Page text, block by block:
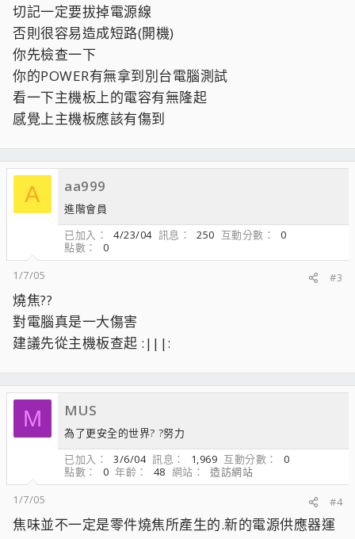
切記一定要拔掉電源線
否則很容易造成短路(開機)
你先檢查一下
你的POWER有無拿到別台電腦測試
看一下主機板上的電容有無隆起
感覺上主機板應該有傷到
A aa999
進階會員
已加入
4/23/04 訊息 250 互動分數
0
點數
0
1/7/05
#3
燒焦??
對電腦真是一大傷害
建議先從主機板查起 :|||:
M MUS
為了更安全的世界? ?努力
已加入
3/6/04 訊息 1,969 互動分數
0
點數
0 年齡 48 網站
造訪網站
1/7/05
#4
焦味並不一定是零件燒焦所產生的.新的電源供應器運